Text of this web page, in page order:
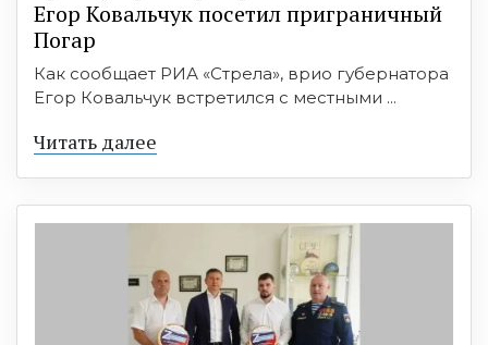
Егор Ковальчук посетил приграничный
Погар
Как сообщает РИА «Стрела», врио губернатора
Егор Ковальчук встретился с местными ...
Читать далее